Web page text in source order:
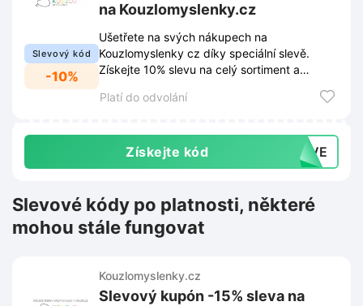
Slevový kód
-10%
na Kouzlomyslenky.cz
Ušetřete na svých nákupech na
Kouzlomyslenky cz díky speciální slevě.
Získejte 10% slevu na celý sortiment a
Platí do odvolání
Získejte kód PRVE
Slevové kódy po platnosti, některé
mohou stále fungovat
Kouzlomyslenky.cz
Slevový kupón -15% sleva na